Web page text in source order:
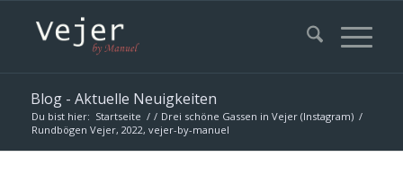
Blog - Aktuelle Neuigkeiten
Du bist hier: Startseite / / Drei schöne Gassen in Vejer (Instagram) /
Rundbögen Vejer, 2022, vejer-by-manuel